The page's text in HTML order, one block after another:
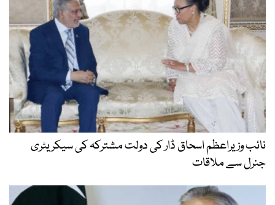
اسحاق ڈار کی دولت مشترکہ کی سیکریٹری
ملاقات